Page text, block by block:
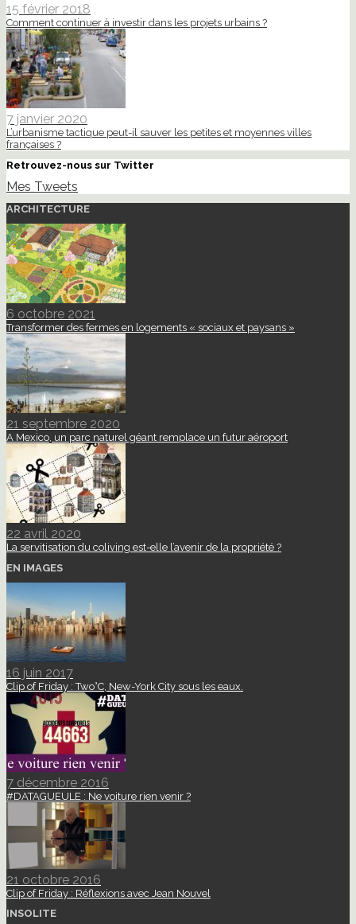
15 février 2018
Comment continuer à investir dans les projets urbains ?
7 janvier 2020
L’urbanisme tactique peut-il sauver les petites et moyennes villes
françaises ?
Retrouvez-nous sur Twitter
Mes Tweets
ARCHITECTURE
6 octobre 2021
Transformer des fermes en logements « sociaux et paysans »
21 septembre 2020
A Mexico, un parc naturel géant remplace un futur aéroport
22 avril 2020
La servitisation du coliving est-elle l’avenir de la propriété ?
EN IMAGES
16 juin 2017
Clip of Friday : Two°C, New-York City sous les eaux.
7 décembre 2016
#DATAGUEULE : Ne voiture rien venir ?
21 octobre 2016
Clip of Friday : Réflexions avec Jean Nouvel
INSOLITE